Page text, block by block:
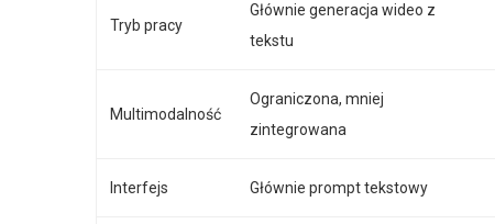
Tryb pracy
Głównie generacja wideo z
tekstu
Multimodalność
Ograniczona, mniej
zintegrowana
Interfejs Głównie prompt tekstowy